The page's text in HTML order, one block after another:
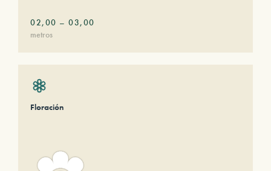
02,00 – 03,00
metros
Floración